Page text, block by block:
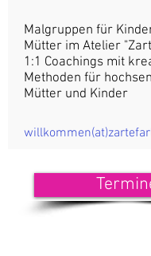
Malgruppen für
Mütter im Atelier
1:1 Coachings mit
Methoden für
Mütter und Kinder